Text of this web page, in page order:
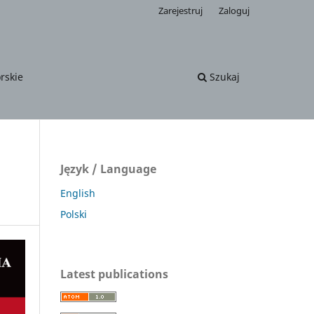
Szukaj
Zarejestruj Zaloguj
Język / Language
English
Polski
Latest publications